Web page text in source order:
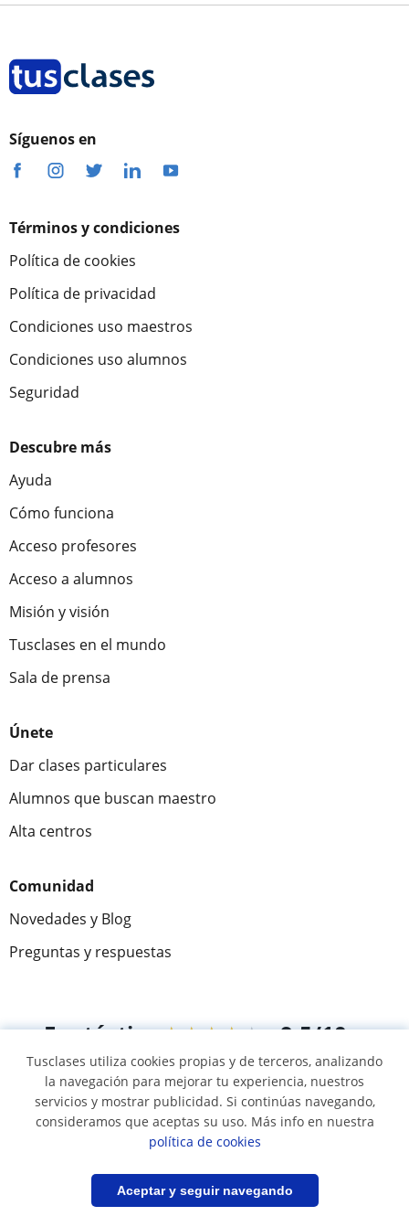
Guardar búsqueda
Síguenos en
Términos y condiciones
Política de cookies
Política de privacidad
Condiciones uso maestros
Condiciones uso alumnos
Seguridad
Descubre más
Ayuda
Cómo funciona
Acceso profesores
Acceso a alumnos
Misión y visión
Tusclases en el mundo
Sala de prensa
Únete
Dar clases particulares
Alumnos que buscan maestro
Alta centros
Comunidad
Novedades y Blog
Preguntas y respuestas
Fantástica★★★★★ 9,5/10
305915 opiniones de alumnos
© 2007 - 2026 Tusclases.mx
Mapa web:Profesores particulares
Tusclases utiliza cookies propias y de terceros, analizando
la navegación para mejorar tu experiencia, nuestros
servicios y mostrar publicidad. Si continúas navegando,
consideramos que aceptas su uso. Más info en nuestra
política de cookies
Aceptar y seguir navegando